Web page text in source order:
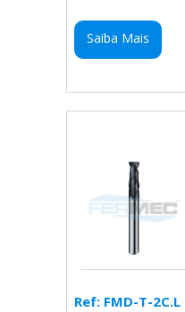
Saiba Mais
Ref: FMD-T-2C.L